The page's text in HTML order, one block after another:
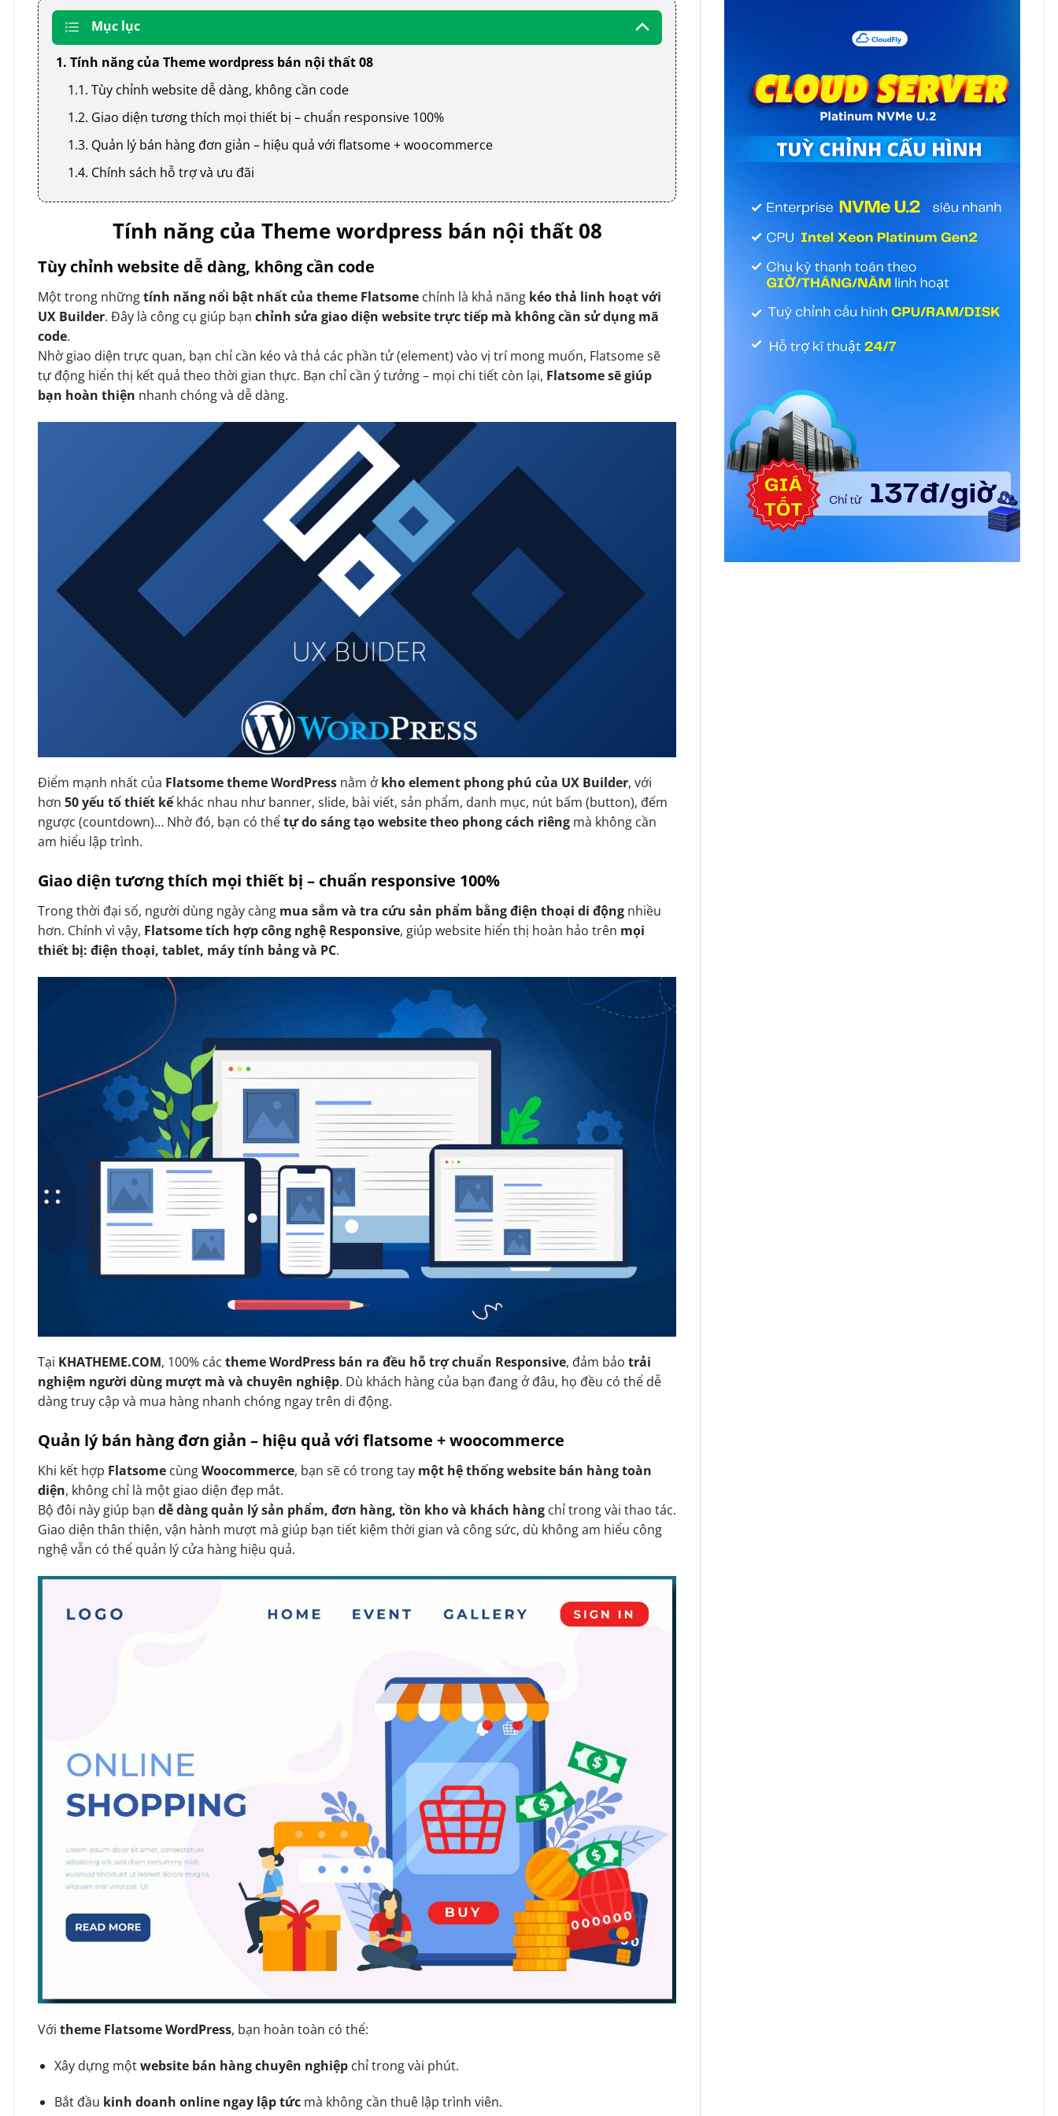
Mục lục
1. Tính năng của Theme wordpress bán nội thất 08
1.1. Tùy chỉnh website dễ dàng, không cần code
1.2. Giao diện tương thích mọi thiết bị – chuẩn responsive 100%
1.3. Quản lý bán hàng đơn giản – hiệu quả với flatsome + woocommerce
1.4. Chính sách hỗ trợ và ưu đãi
Tính năng của Theme wordpress bán nội thất 08
Tùy chỉnh website dễ dàng, không cần code
Một trong nhữngtính năng nổi bật nhất của theme Flatsome chính là khả năng kéo thả linh hoạt với
UX Builder. Đây là công cụ giúp bạn chỉnh sửa giao diện website trực tiếp mà không cần sử dụng mã
code.
Nhờ giao diện trực quan, bạn chỉ cần kéo và thả các phần tử (element) vào vị trí mong muốn, Flatsome sẽ
tự động hiển thị kết quả theo thời gian thực. Bạn chỉ cần ý tưởng – mọi chi tiết còn lại, Flatsome sẽ giúp
bạn hoàn thiện nhanh chóng và dễ dàng.
Điểm mạnh nhất của Flatsome theme WordPress nằm ở kho element phong phú của UX Builder, với
hơn 50 yếu tố thiết kếkhác nhau như banner, slide, bài viết, sản phẩm, danh mục, nút bấm (button), đếm
ngược (countdown)… Nhờ đó, bạn có thểtự do sáng tạo website theo phong cách riêng mà không cần
am hiểu lập trình.
Giao diện tương thích mọi thiết bị – chuẩn responsive 100%
Trong thời đại số, người dùng ngày càng mua sắm và tra cứu sản phẩm bằng điện thoại di động nhiều
hơn. Chính vì vậy, Flatsome tích hợp công nghệ Responsive, giúp website hiển thị hoàn hảo trên mọi
thiết bị: điện thoại, tablet, máy tính bảng và PC.
Tại KHATHEME.COM, 100% các theme WordPress bán ra đều hỗ trợ chuẩn Responsive, đảm bảo trải
nghiệm người dùng mượt mà và chuyên nghiệp. Dù khách hàng của bạn đang ở đâu, họ đều có thể dễ
dàng truy cập và mua hàng nhanh chóng ngay trên di động.
Quản lý bán hàng đơn giản – hiệu quả với flatsome + woocommerce
Khi kết hợp Flatsome cùngWoocommerce, bạn sẽ có trong tay một hệ thống website bán hàng toàn
diện, không chỉ là một giao diện đẹp mắt.
Bộ đôi này giúp bạn dễ dàng quản lý sản phẩm, đơn hàng, tồn kho và khách hàng chỉ trong vài thao tác.
Giao diện thân thiện, vận hành mượt mà giúp bạn tiết kiệm thời gian và công sức, dù không am hiểu công
nghệ vẫn có thể quản lý cửa hàng hiệu quả.
Với theme Flatsome WordPress, bạn hoàn toàn có thể:
Xây dựng mộtwebsite bán hàng chuyên nghiệpchỉ trong vài phút.
Bắt đầu kinh doanh online ngay lập tứcmà không cần thuê lập trình viên.